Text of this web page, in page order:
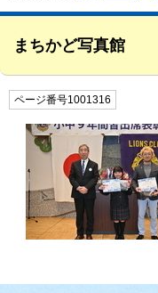
まちかど写真館
ページ番号1001316